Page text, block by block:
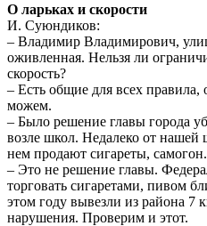
О ларьках и скорости
И. Суюндиков:
– Владимир Владимирович,
оживленная. Нельзя ли
скорость?
– Есть общие для всех
можем.
– Было решение главы города
возле школ. Недалеко от нашей
нем продают сигареты, самогон.
– Это не решение главы.
торговать сигаретами, пивом
этом году вывезли из района 7
нарушения. Проверим и этот.